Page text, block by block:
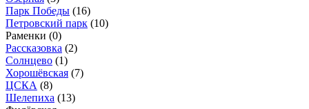
Парк Победы (16)
Петровский парк (10)
Раменки (0)
Рассказовка (2)
Солнцево (1)
Хорошёвская (7)
ЦСКА (8)
Шелепиха (13)